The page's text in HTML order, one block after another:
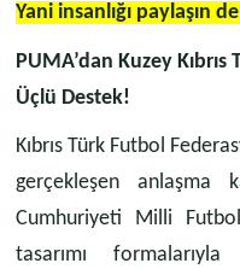
Yani insanlığı paylaşın
PUMA’dan Kuzey
Üçlü Destek!
Kıbrıs Türk Futbol
gerçekleşen anlaşma
Cumhuriyeti Milli
tasarımı